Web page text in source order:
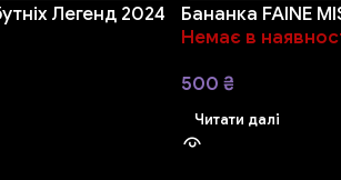
Легенд 2024
Бананка FAINE
Немає в
500 ₴
Читати далі